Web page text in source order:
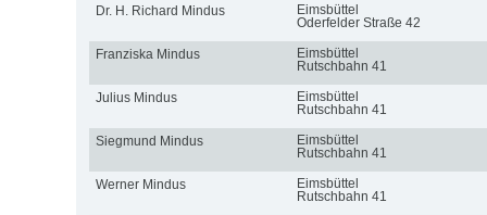
Dr. H. Richard Mindus
Eimsbüttel
Oderfelder Straße 42
Franziska Mindus
Eimsbüttel
Rutschbahn 41
Julius Mindus
Eimsbüttel
Rutschbahn 41
Siegmund Mindus
Eimsbüttel
Rutschbahn 41
Werner Mindus
Eimsbüttel
Rutschbahn 41